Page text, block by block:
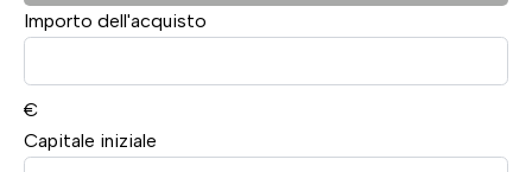
Importo dell'acquisto
€
Capitale iniziale